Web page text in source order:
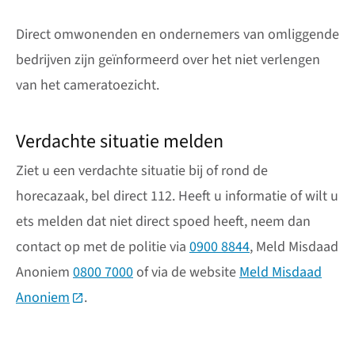
Direct omwonenden en ondernemers van omliggende
bedrijven zijn geïnformeerd over het niet verlengen
van het cameratoezicht.
Verdachte situatie melden
Ziet u een verdachte situatie bij of rond de
horecazaak, bel direct 112. Heeft u informatie of wilt u
ets melden dat niet direct spoed heeft, neem dan
contact op met de politie via 0900 8844, Meld Misdaad
Anoniem 0800 7000of via de website Meld Misdaad
Anoniem (Deze link gaat naar een externe website)
.